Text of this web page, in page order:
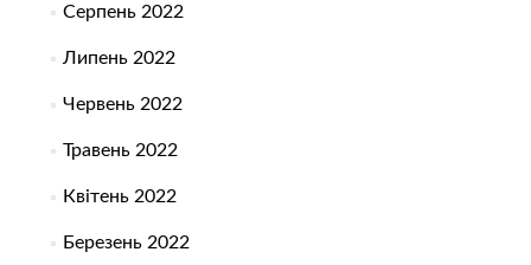
Серпень 2022
Липень 2022
Червень 2022
Травень 2022
Квітень 2022
Березень 2022